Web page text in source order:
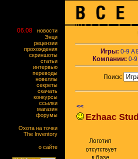
06.08
новости
Энци
рецензии
прохождения
скриншоты
статьи
интервью
переводы
новеллы
секреты
скачать
конкурсы
ссылки
магазин
форумы
Охота на точки
The Inventory
о сайте
Игры: 0-9 A
Компании: 0-9
Поиск:
<<
Ezhaac